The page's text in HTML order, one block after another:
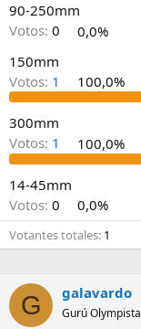
90-250mm
Votos: 0
0,0%
150mm
Votos: 1 100,0%
300mm
Votos: 1 100,0%
14-45mm
Votos: 0 0,0%
Votantes totales 1
G galavardo
Gurú Olympista